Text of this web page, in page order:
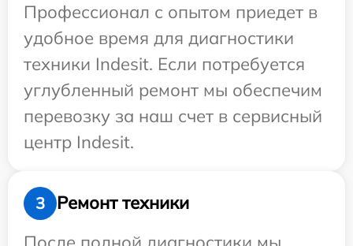
Профессионал с опытом приедет в
удобное время для диагностики
техники Indesit. Если потребуется
углубленный ремонт мы обеспечим
перевозку за наш счет в сервисный
центр Indesit.
3
Ремонт техники